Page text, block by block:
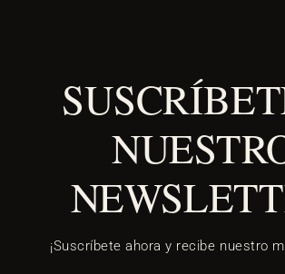
¡Suscríbete ahora y recibe nuestro